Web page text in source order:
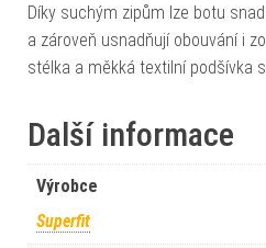
Díky suchým zipům lze botu
a zároveň usnadňují obouvání i
stélka a měkká textilní podšívka
Další informace
Výrobce
Superfit